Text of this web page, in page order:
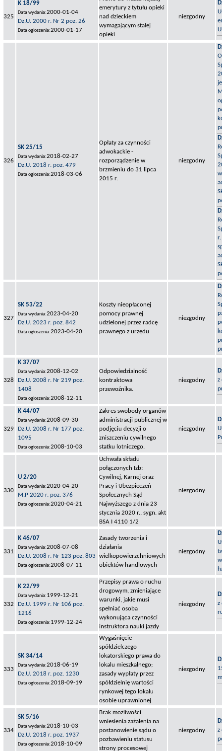
325
K 18/99
Data wydania:2000-01-04
Dz.U. 2000 r. Nr 2 poz. 26
Data ogłoszenia:2000-01-17
emerytury z tytułu opieki
nad dzieckiem
wymagającym stałej
opieki
niezgodny
326
SK 25/15
Data wydania:2018-02-27
Dz.U. 2018 r. poz. 479
Data ogłoszenia:2018-03-06
Opłaty za czynności
adwokackie -
rozporządzenie w
brzmieniu do 31 lipca
2015 r.
niezgodny
r.
327
SK 53/22
Data wydania:2023-04-20
Dz.U. 2023 r. poz. 842
Data ogłoszenia:2023-04-20
Koszty nieopłaconej
pomocy prawnej
udzielonej przez radcę
prawnego z urzędu
niezgodny
328
K 37/07
Data wydania:2008-12-02
Dz.U. 2008 r. Nr 219 poz.
1408
Data ogłoszenia:2008-12-11
Odpowiedzialność
kontraktowa
przewoźnika.
niezgodny
z
329
K 44/07
Data wydania:2008-09-30
Dz.U. 2008 r. Nr 177 poz.
1095
Data ogłoszenia:2008-10-03
Zakres swobody organów
administracji publicznej w
podjęciu decyzji o
zniszczeniu cywilnego
statku lotniczego.
niezgodny
330
U 2/20
Data wydania:2020-04-20
M.P 2020 r. poz. 376
Data ogłoszenia:2020-04-21
Uchwała składu
połączonych Izb:
Cywilnej, Karnej oraz
Pracy i Ubezpieczeń
Społecznych Sąd
Najwyższego z dnia 23
stycznia 2020 r., sygn. akt
BSA I 4110 1/2
niezgodny
331
K 46/07
Data wydania:2008-07-08
Dz.U. 2008 r. Nr 123 poz. 803
Data ogłoszenia:2008-07-11
Zasady tworzenia i
działania
wielkopowierzchniowych
obiektów handlowych
niezgodny
332
K 22/99
Data wydania:1999-12-21
Dz.U. 1999 r. Nr 106 poz.
1216
Data ogłoszenia:1999-12-24
Przepisy prawa o ruchu
drogowym, zmieniające
warunki, jakie musi
spełniać osoba
wykonująca czynności
instruktora nauki jazdy
niezgodny
z
333
SK 34/14
Data wydania:2018-06-19
Dz.U. 2018 r. poz. 1230
Data ogłoszenia:2018-09-19
Wygaśnięcie
spółdzielczego
lokatorskiego prawa do
lokalu mieszkalnego;
zasady wypłaty przez
spółdzielnię wartości
rynkowej tego lokalu
osobie uprawnionej
niezgodny
334
SK 5/16
Data wydania:2018-10-03
Dz.U. 2018 r. poz. 1937
Data ogłoszenia:2018-10-09
Brak możliwości
wniesienia zażalenia na
postanowienie sądu o
pozbawieniu statusu
strony procesowej
niezgodny
z